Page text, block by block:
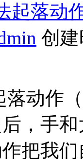
起落动
创
落动作
，手
把我